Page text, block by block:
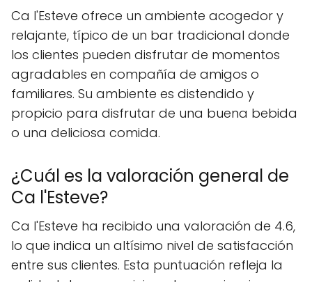
Ca l'Esteve ofrece un ambiente acogedor y
relajante, típico de un bar tradicional donde
los clientes pueden disfrutar de momentos
agradables en compañía de amigos o
familiares. Su ambiente es distendido y
propicio para disfrutar de una buena bebida
o una deliciosa comida.
¿Cuál es la valoración general de
Ca l'Esteve?
Ca l'Esteve ha recibido una valoración de 4.6,
lo que indica un altísimo nivel de satisfacción
entre sus clientes. Esta puntuación refleja la